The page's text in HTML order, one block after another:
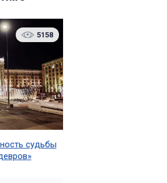
5158
судьбы